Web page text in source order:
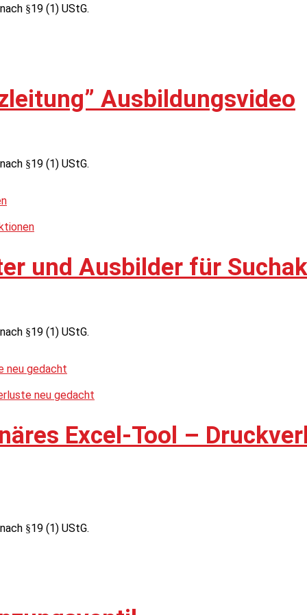
§19 (1) UStG.
Ausbildungsvideo
§19 (1) UStG.
und Ausbilder für
§19 (1) UStG.
Excel-Tool –
§19 (1) UStG.